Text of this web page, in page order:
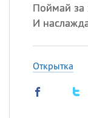
Поймай за
И
Открытка